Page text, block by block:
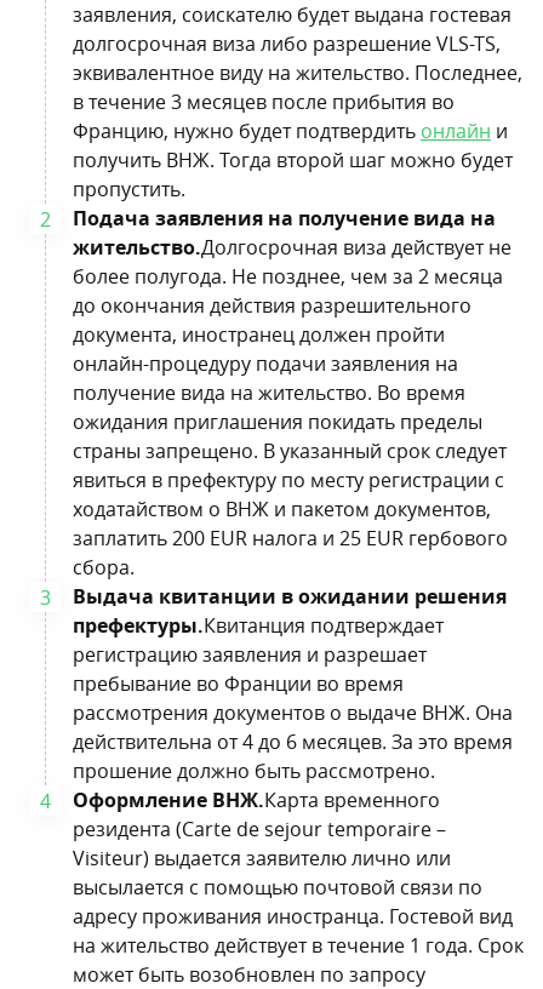
заявления, соискателю будет выдана гостевая
долгосрочная виза либо разрешение VLS-TS,
эквивалентное виду на жительство. Последнее,
в течение 3 месяцев после прибытия во
Францию, нужно будет подтвердить онлайн и
получить ВНЖ. Тогда второй шаг можно будет
пропустить.
Подача заявления на получение вида на
жительство.Долгосрочная виза действует не
более полугода. Не позднее, чем за 2 месяца
до окончания действия разрешительного
документа, иностранец должен пройти
онлайн-процедуру подачи заявления на
получение вида на жительство. Во время
ожидания приглашения покидать пределы
страны запрещено. В указанный срок следует
явиться в префектуру по месту регистрации с
ходатайством о ВНЖ и пакетом документов,
заплатить 200 EUR налога и 25 EUR гербового
сбора.
Выдача квитанции в ожидании решения
префектуры.Квитанция подтверждает
регистрацию заявления и разрешает
пребывание во Франции во время
рассмотрения документов о выдаче ВНЖ. Она
действительна от 4 до 6 месяцев. За это время
прошение должно быть рассмотрено.
Оформление ВНЖ.Карта временного
резидента (Carte de sejour temporaire –
Visiteur) выдается заявителю лично или
высылается с помощью почтовой связи по
адресу проживания иностранца. Гостевой вид
на жительство действует в течение 1 года. Срок
может быть возобновлен по запросу